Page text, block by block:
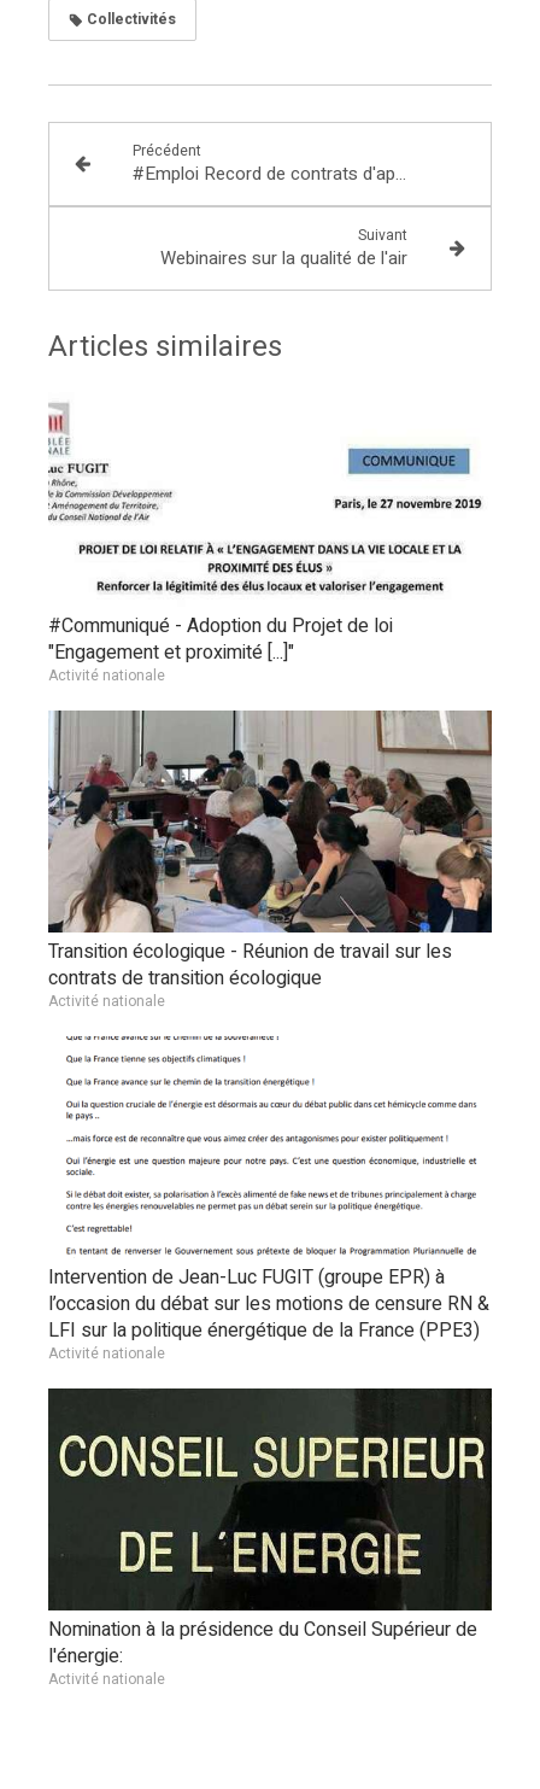
Collectivités
Précédent
#Emploi Record de contrats d'apprentissage en 2021
Suivant
Webinaires sur la qualité de l'air
Articles similaires
#Communiqué - Adoption du Projet de loi
"Engagement et proximité [...]"
Activité nationale
Transition écologique - Réunion de travail sur les
contrats de transition écologique
Activité nationale
Intervention de Jean-Luc FUGIT (groupe EPR) à
l’occasion du débat sur les motions de censure RN &
LFI sur la politique énergétique de la France (PPE3)
Activité nationale
Nomination à la présidence du Conseil Supérieur de
l'énergie:
Activité nationale